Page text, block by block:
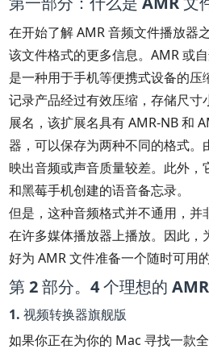
在开始了解 AMR 音频文件播放器
该文件格式的更多信息。AMR 或
是一种用于手机等便携式设备的
记录产品经过有效压缩，存储尺
展名，该扩展名具有 AMR-NB 和
器，可以保存为两种不同的格式。
映出音频或声音质量较差。此外
和黑莓手机创建的语音备忘录。
但是，这种音频格式并不通用，并
在许多媒体播放器上播放。因此，
好为 AMR 文件准备一个随时可用
第 2 部分。4 个理想的
1. 视频转换器旗舰版
如果你正在为你的 Mac 寻找一款